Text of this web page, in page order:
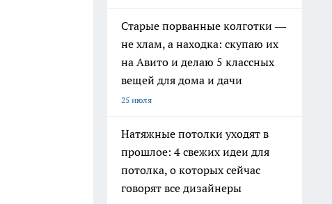
Старые порванные колготки —
не хлам, а находка: скупаю их
на Авито и делаю 5 классных
вещей для дома и дачи
25 июля
Натяжные потолки уходят в
прошлое: 4 свежих идеи для
потолка, о которых сейчас
говорят все дизайнеры